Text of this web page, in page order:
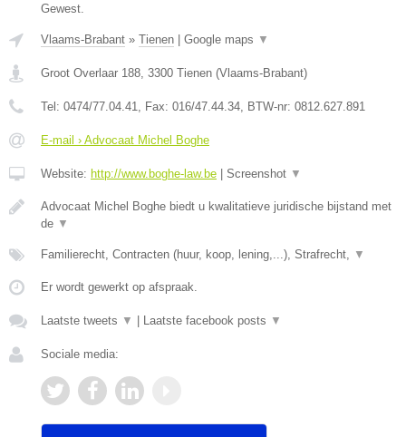
Gewest.
Vlaams-Brabant » Tienen Google maps ▼
Groot Overlaar 188, 3300 Tienen (Vlaams-Brabant)
Tel: 0474/77.04.41, Fax: 016/47.44.34, BTW-nr: ​0812.627.891
E-mail › Advocaat Michel Boghe
Website: http://www.boghe-law.be Screenshot ▼
Advocaat Michel Boghe biedt u kwalitatieve juridische bijstand met
de ▼
Familierecht, Contracten (huur, koop, lening,...), Strafrecht, ▼
Er wordt gewerkt op afspraak.
Laatste tweets ▼ Laatste facebook posts ▼
Sociale media: